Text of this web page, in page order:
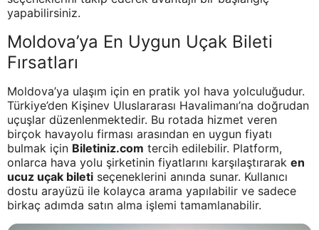
yapabilirsiniz.
Moldova’ya En Uygun Uçak Bileti
Fırsatları
Moldova’ya ulaşım için en pratik yol hava yolculuğudur.
Türkiye’den Kişinev Uluslararası Havalimanı’na doğrudan
uçuşlar düzenlenmektedir. Bu rotada hizmet veren
birçok havayolu firması arasından en uygun fiyatı
bulmak için Biletiniz.com tercih edilebilir. Platform,
onlarca hava yolu şirketinin fiyatlarını karşılaştırarak en
ucuz uçak bileti seçeneklerini anında sunar. Kullanıcı
dostu arayüzü ile kolayca arama yapılabilir ve sadece
birkaç adımda satın alma işlemi tamamlanabilir.